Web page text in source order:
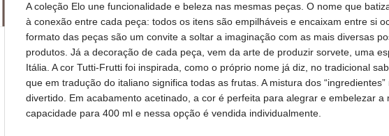
A coleção Elo une funcionalidade e beleza nas mesmas peças. O nome que
à conexão entre cada peça: todos os itens são empilháveis e encaixam entre si
formato das peças são um convite a soltar a imaginação com as mais diversas
produtos. Já a decoração de cada peça, vem da arte de produzir sorvete, uma
Itália. A cor Tutti-Frutti foi inspirada, como o próprio nome já diz, no tradicional
que em tradução do italiano significa todas as frutas. A mistura dos
divertido. Em acabamento acetinado, a cor é perfeita para alegrar e embelezar a
capacidade para 400 ml e nessa opção é vendida individualmente.